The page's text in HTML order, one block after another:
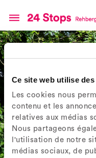
Ce site web utilise
Les cookies nous
contenu et les
relatives aux médias
Nous partageons
l'utilisation de notre
médias sociaux, de